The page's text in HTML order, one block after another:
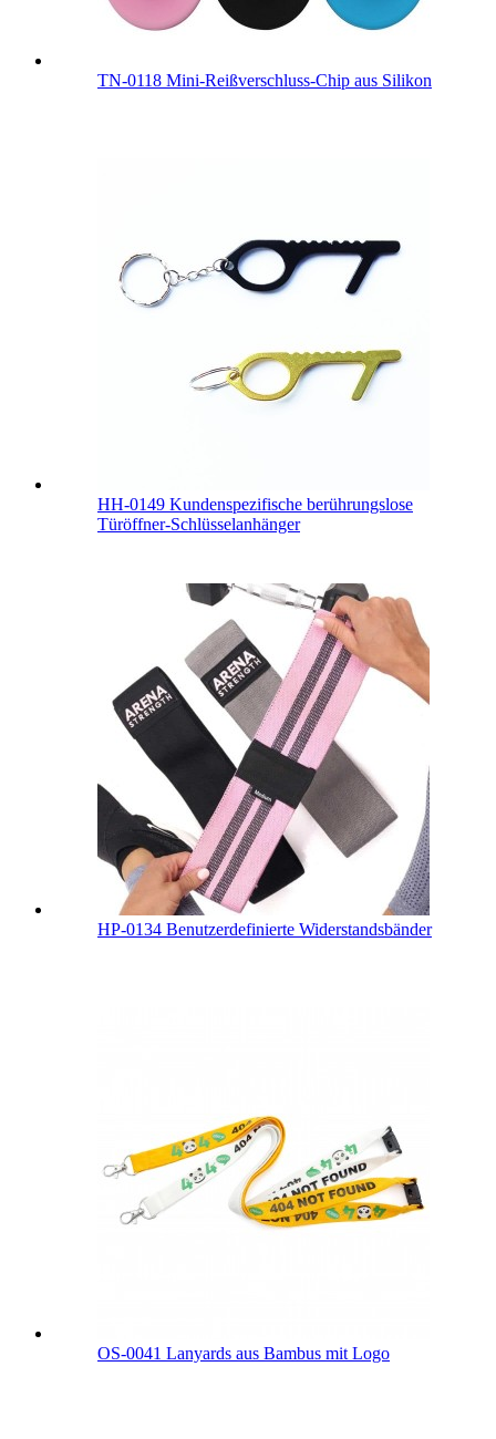
TN-0118 Mini-Reißverschluss-Chip aus Silikon
HH-0149 Kundenspezifische berührungslose
Türöffner-Schlüsselanhänger
HP-0134 Benutzerdefinierte Widerstandsbänder
OS-0041 Lanyards aus Bambus mit Logo